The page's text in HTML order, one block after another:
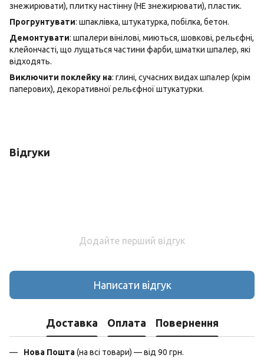
знежирювати), плитку настінну (НЕ знежирювати), пластик.
Прогрунтувати: шпаклівка, штукатурка, побілка, бетон.
Демонтувати: шпалери вінілові, миються, шовкові, рельєфні,
клейончасті, що лущаться частини фарби, шматки шпалер, які
відходять.
Виключити поклейку на: глині, сучасних видах шпалер (крім
паперових), декоративної рельєфної штукатурки.
Відгуки
Додайте перший відгук
Написати відгук
Доставка Оплата Повернення
Нова Пошта(на всі товари) — від 90 грн.